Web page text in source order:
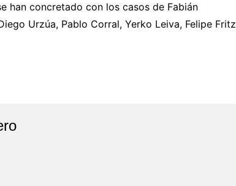
han concretado con los casos de Fabián
Urzúa, Pablo Corral, Yerko Leiva, Felipe Fritz